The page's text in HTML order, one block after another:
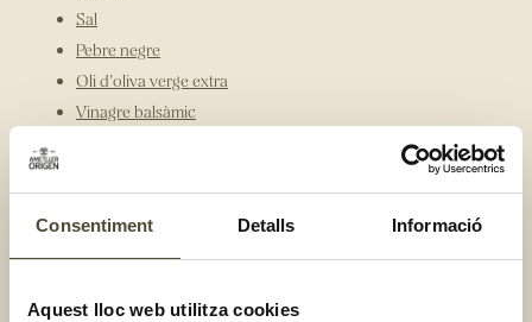
Consentiment Detalls Informació
Aquest lloc web utilitza cookies
Sal
Pebre negre
Oli d'oliva verge extra
Vinagre balsàmic
Elaboració:
Renta i talla el tronxo del bròcoli i separa'n els branquillons.
Talla els tomàquets secs a tires i el formatge a dauets i torra el
pernil salat o el bacó juntament amb els pinyons en una
paella.
tomàquet sec i, per acabar, escampa-hi els pinyons i el pernil